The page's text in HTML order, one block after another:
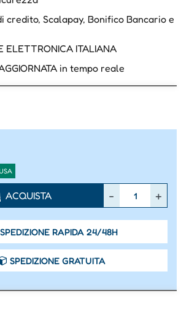
credito, Scalapay, Bonifico Bancario e
ELETTRONICA ITALIANA
in tempo reale
ACQUISTA
SPEDIZIONE RAPIDA 24/48H
SPEDIZIONE GRATUITA